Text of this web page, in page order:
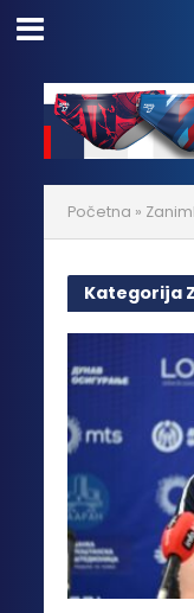
Početna »
Kategorija